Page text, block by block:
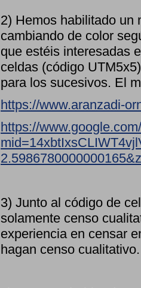
2) Hemos habilitado un
cambiando de color
que estéis interesadas
celdas (código
para los sucesivos. El
https://www.aranzadi-
https://
3) Junto al código de
solamente censo
experiencia en censar
hagan censo